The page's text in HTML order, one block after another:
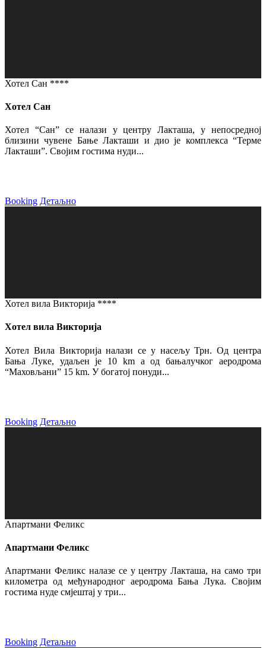
Хотел Сан ****
Хотел Сан
Хотел “Сан” се налази у центру Лакташа, у непосредној
близини чувене Бање Лакташи и дио је комплекса “Терме
Лакташи”. Својим гостима нуди...
Booking Детаљно
Хотел вила Викторија ****
Хотел вила Викторија
Хотел Вила Викторија налази се у насељу Трн. Од центра
Бања Луке, удаљен је 10 km а од бањалучког аеродрома
“Маховљани” 15 km. У богатој понуди...
Booking Детаљно
Апартмани Феликс
Апартмани Феликс
Апартмани Феликс налазе се у центру Лакташа, на само три
километра од међународног аеродрома Бања Лука. Својим
гостима нуде смјештај у три...
Booking Детаљно